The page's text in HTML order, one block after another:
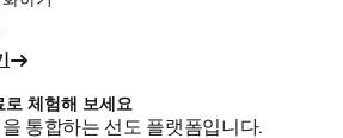
체험해 보세요
통합하는 선도 플랫폼입니다.